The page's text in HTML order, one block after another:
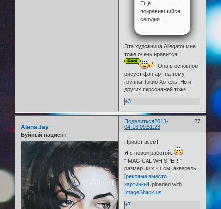
Ещё
понравившийся
сегодня…
Эта художница Allegator мне
тоже очень нравится.
Она в основном
рисует фан арт на тему
группы Токио Хотель. Но и
других персонажей тоже.
+3
Поделиться 27
2013-
04-16 09:51:23
Alena Jay
Буйный пациент
Привет всем!
Я с новой работой.
" MAGICAL WHISPER "
размер 30 х 41 см, акварель.
[реклама вместо
картинки]Uploaded with
ImageShack.us
+7